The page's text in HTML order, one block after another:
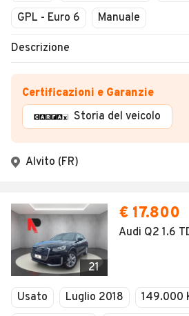
GPL - Euro 6
Manuale
Descrizione
Certificazioni e Garanzie
Storia del veicolo
Alvito (FR)
21
€ 17.800
Audi Q2 1.6
Usato Luglio 2018
149.000